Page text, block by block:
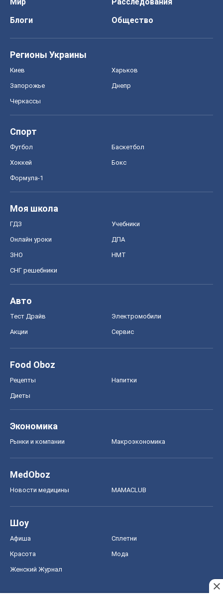
Блоги
Общество
Регионы Украины
Киев Харьков
Запорожье Днепр
Черкассы
Спорт
Футбол Баскетбол
Хоккей Бокс
Формула-1
Моя школа
ГДЗ Учебники
Онлайн уроки ДПА
ЗНО НМТ
СНГ решебники
Авто
Тест Драйв Электромобили
Акции Сервис
Food Oboz
Рецепты Напитки
Диеты
Экономика
Рынки и компании Mакроэкономика
MedOboz
Новости медицины MAMACLUB
Шоу
Афиша Сплетни
Красота Мода
Женский Журнал